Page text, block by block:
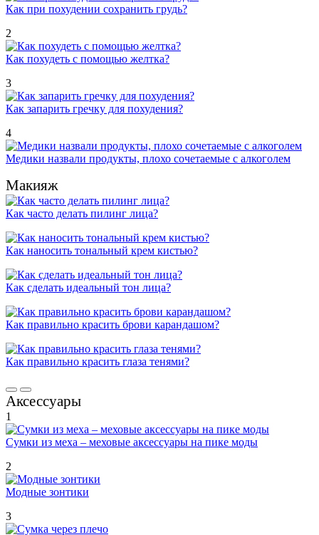
Как при похудении сохранить грудь?
2
Как похудеть с помощью желтка?
3
Как запарить гречку для похудения?
4
Медики назвали продукты, плохо сочетаемые с алкоголем
Макияж
Как часто делать пилинг лица?
Как наносить тональный крем кистью?
Как сделать идеальный тон лица?
Как правильно красить брови карандашом?
Как правильно красить глаза тенями?
Аксессуары
1
Сумки из меха – меховые аксессуары на пике моды
2
Модные зонтики
3